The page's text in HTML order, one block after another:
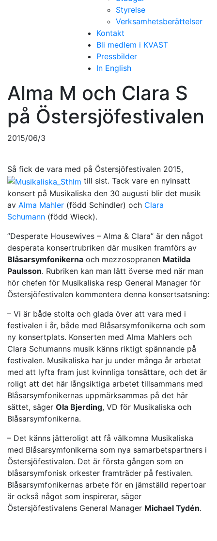
Styrelse
Verksamhetsberättelser
Kontakt
Bli medlem i KVAST
Pressbilder
In English
Alma M och Clara S
på Östersjöfestivalen
2015/06/3
Så fick de vara med på Östersjöfestivalen 2015,
till sist. Tack vare en nyinsatt
konsert på Musikaliska den 30 augusti blir det musik
av Alma Mahler (född Schindler) och Clara
Schumann (född Wieck).
”Desperate Housewives – Alma & Clara” är den något
desperata konsertrubriken där musiken framförs av
Blåsarsymfonikerna och mezzosopranen Matilda
Paulsson. Rubriken kan man lätt överse med när man
hör chefen för Musikaliska resp General Manager för
Östersjöfestivalen kommentera denna konsertsatsning:
– Vi är både stolta och glada över att vara med i
festivalen i år, både med Blåsarsymfonikerna och som
ny konsertplats. Konserten med Alma Mahlers och
Clara Schumanns musik känns riktigt spännande på
festivalen. Musikaliska har ju under många år arbetat
med att lyfta fram just kvinnliga tonsättare, och det är
roligt att det här långsiktiga arbetet tillsammans med
Blåsarsymfonikernas uppmärksammas på det här
sättet, säger Ola Bjerding, VD för Musikaliska och
Blåsarsymfonikerna.
– Det känns jätteroligt att få välkomna Musikaliska
med Blåsarsymfonikerna som nya samarbetspartners i
Östersjöfestivalen. Det är första gången som en
blåsarsymfonisk orkester framträder på festivalen.
Blåsarsymfonikernas arbete för en jämställd repertoar
är också något som inspirerar, säger
Östersjöfestivalens General Manager Michael Tydén.